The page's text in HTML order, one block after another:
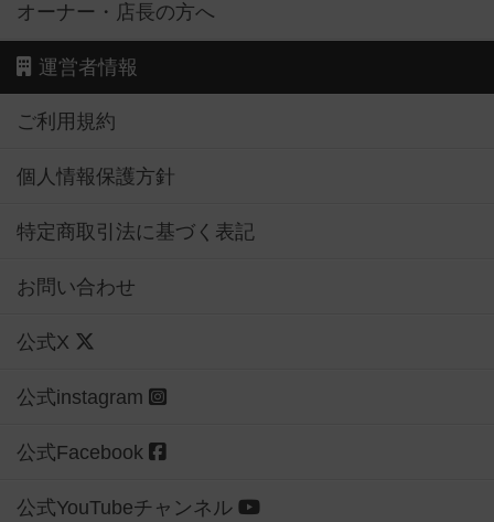
オーナー・店長の方へ
運営者情報
ご利用規約
個人情報保護方針
特定商取引法に基づく表記
お問い合わせ
公式X
公式instagram
公式Facebook
公式YouTubeチャンネル